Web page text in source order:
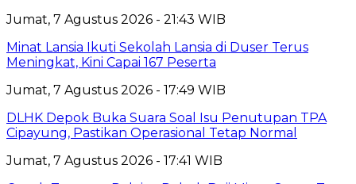
Jumat, 7 Agustus 2026 - 21:43 WIB
Minat Lansia Ikuti Sekolah Lansia di Duser Terus
Meningkat, Kini Capai 167 Peserta
Jumat, 7 Agustus 2026 - 17:49 WIB
DLHK Depok Buka Suara Soal Isu Penutupan TPA
Cipayung, Pastikan Operasional Tetap Normal
Jumat, 7 Agustus 2026 - 17:41 WIB